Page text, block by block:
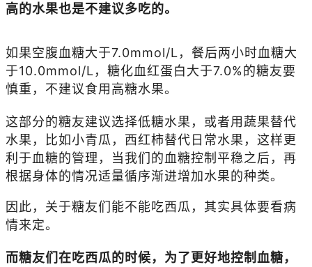
高的水果也是不建议多吃的。
如果空腹血糖大于7.0mmol/L，餐后两小时血糖大
于10.0mmol/L，糖化血红蛋白大于7.0%的糖友要
慎重，不建议食用高糖水果。
这部分的糖友建议选择低糖水果，或者用蔬果替代
水果，比如小青瓜，西红柿替代日常水果，这样更
利于血糖的管理，当我们的血糖控制平稳之后，再
根据身体的情况适量循序渐进增加水果的种类。
因此，关于糖友们能不能吃西瓜，其实具体要看病
情来定。
而糖友们在吃西瓜的时候，为了更好地控制血糖，